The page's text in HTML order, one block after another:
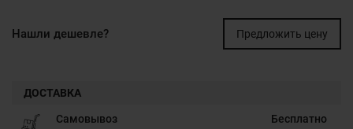
Нашли дешевле? Предложить цену
ДОСТАВКА
Самовывоз Бесплатно